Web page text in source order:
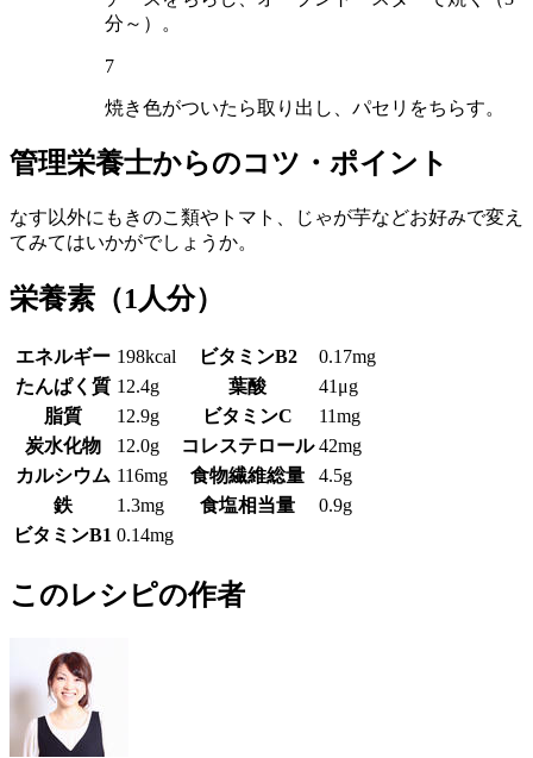
分～）。
7
焼き色がついたら取り出し、パセリをちらす。
管理栄養士からのコツ・ポイント
なす以外にもきのこ類やトマト、じゃが芋などお好みで変え
てみてはいかがでしょうか。
栄養素 （1人分）
エネルギー 198kcal ビタミンB2
0.17mg
たんぱく質 12.4g 葉酸
41μg
脂質
12.9g ビタミンC
11mg
炭水化物
12.0g コレステロール 42mg
カルシウム 116mg 食物繊維総量
4.5g
鉄
1.3mg 食塩相当量
0.9g
ビタミンB1 0.14mg
このレシピの作者